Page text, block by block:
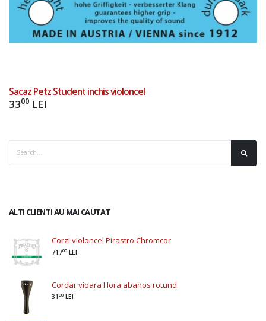
ALTI CLIENTI AU MAI CAUTAT
Corzi violoncel Pirastro Chromcor
71700 LEI
Cordar vioara Hora abanos rotund
31 00 LEI
Sacaz Petz Student inchis violoncel
3300 LEI